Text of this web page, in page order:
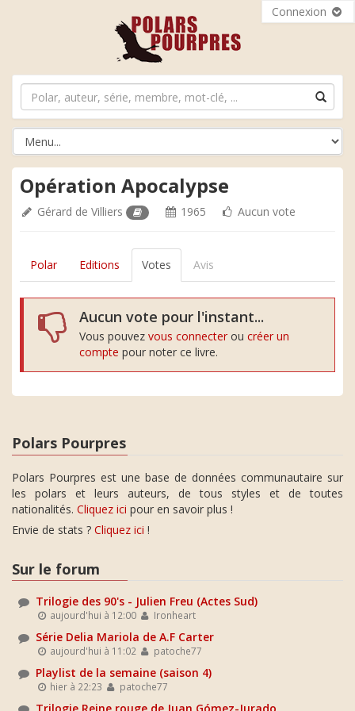
Connexion
Opération Apocalypse
Gérard de Villiers 1965 Aucun vote
Polar Editions Votes Avis
Aucun vote pour l'instant...
Vous pouvez vous connecter ou créer un
compte pour noter ce livre.
Polars Pourpres
Polars Pourpres est une base de données communautaire sur
les polars et leurs auteurs, de tous styles et de toutes
nationalités. Cliquez ici pour en savoir plus !
Envie de stats ? Cliquez ici !
Sur le forum
Trilogie des 90's - Julien Freu (Actes Sud)
aujourd'hui à 12:00 Ironheart
Série Delia Mariola de A.F Carter
aujourd'hui à 11:02 patoche77
Playlist de la semaine (saison 4)
hier à 22:23 patoche77